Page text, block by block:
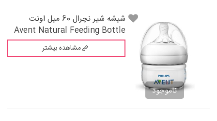
ناموجود
شيشه شير نچرال 60 میل اونت
Avent Natural Feeding Bottle
مشاهده بیشتر